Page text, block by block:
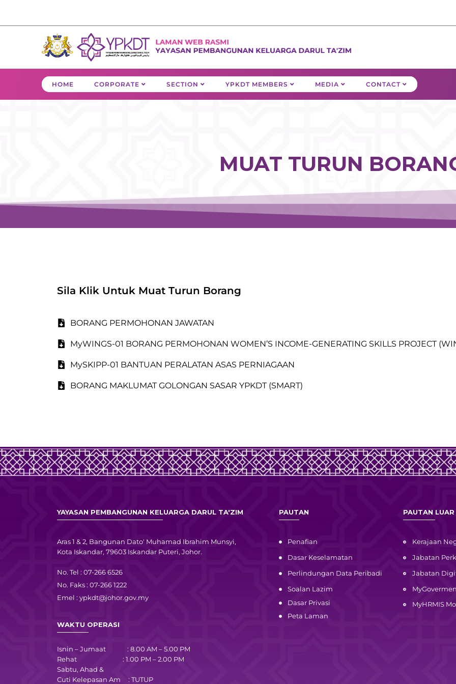
content
HOME CORPORATE SECTION YPKDT MEMBERS MEDIA CONTACT
MUAT TURUN
Sila Klik Untuk Muat Turun Borang
BORANG PERMOHONAN JAWATAN
MyWINGS-01 BORANG PERMOHONAN WOMEN’S INCOME-GENERATING SKILLS PROJECT
MySKIPP-01 BANTUAN PERALATAN ASAS PERNIAGAAN
BORANG MAKLUMAT GOLONGAN SASAR YPKDT (SMART)
YAYASAN PEMBANGUNAN KELUARGA DARUL TA'ZIM
Aras 1 & 2, Bangunan Dato' Muhamad Ibrahim Munsyi,
Kota Iskandar, 79603 Iskandar Puteri, Johor.
No. Tel : 07-266 6526
No. Faks : 07-266 1222
Emel : ypkdt@johor.gov.my
WAKTU OPERASI
Isnin – Jumaat : 8.00 AM – 5.00 PM
Rehat : 1.00 PM – 2.00 PM
Sabtu, Ahad &
Cuti Kelepasan Am : TUTUP
PAUTAN
Penafian
Dasar Keselamatan
Perlindungan Data Peribadi
Soalan Lazim
Dasar Privasi
Peta Laman
PAUTAN LUAR
Kerajaan
Jabatan
Jabatan
MyHRMIS